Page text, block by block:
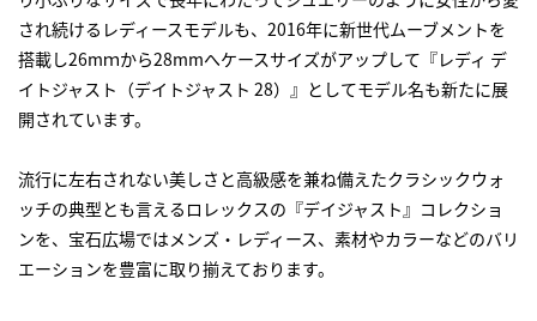
され続けるレディースモデルも、2016年に新世代ムーブメントを
搭載し26mｍから28mmへケースサイズがアップして『レディ デ
イトジャスト（デイトジャスト 28）』としてモデル名も新たに展
開されています。
流行に左右されない美しさと高級感を兼ね備えたクラシックウォ
ッチの典型とも言えるロレックスの『デイジャスト』コレクショ
ンを、宝石広場ではメンズ・レディース、素材やカラーなどのバリ
エーションを豊富に取り揃えております。